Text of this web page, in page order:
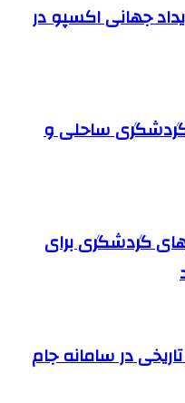
جهانی اکسپو در
ساحلی و
گردشگری برای
در سامانه جام